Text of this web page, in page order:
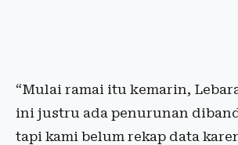
“Mulai ramai itu kemarin,
ini justru ada penurunan
tapi kami belum rekap data